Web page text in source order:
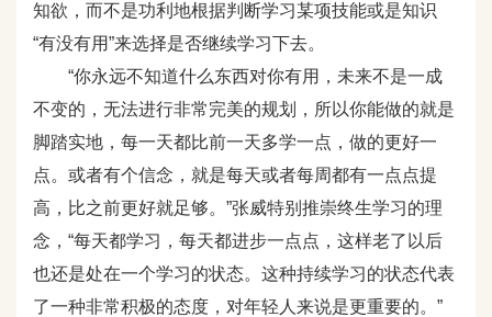
知欲，而不是功利地根据判断学习某项技能或是知识
“有没有用”来选择是否继续学习下去。
“你永远不知道什么东西对你有用，未来不是一成
不变的，无法进行非常完美的规划，所以你能做的就是
脚踏实地，每一天都比前一天多学一点，做的更好一
点。或者有个信念，就是每天或者每周都有一点点提
高，比之前更好就足够。”张威特别推崇终生学习的理
念，“每天都学习，每天都进步一点点，这样老了以后
也还是处在一个学习的状态。这种持续学习的状态代表
了一种非常积极的态度，对年轻人来说是更重要的。”